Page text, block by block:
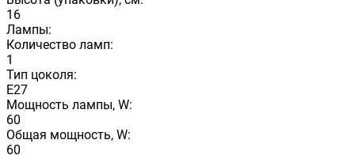
16
Лампы:
Количество ламп:
1
Тип цоколя:
E27
Мощность лампы, W:
60
Общая мощность, W:
60